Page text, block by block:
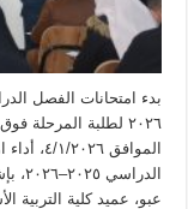
٢٠٢٦ لطلبة المرحلة
الموافق
عبو، عميد كلية التربية